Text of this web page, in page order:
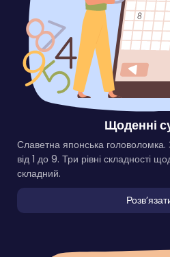
Щоденні
Славетна японська головоломка.
від 1 до 9. Три рівні складності
складний.